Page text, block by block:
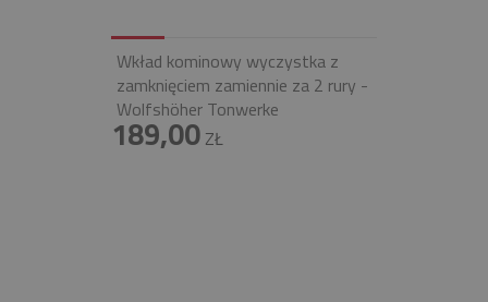
Wkład kominowy wyczystka z
zamknięciem zamiennie za 2 rury -
Wolfshöher Tonwerke
189,00ZŁ